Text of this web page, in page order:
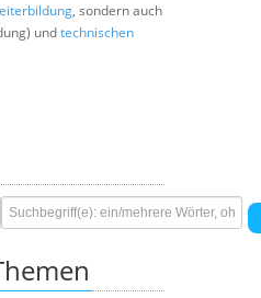
, sondern auch
undtechnischen